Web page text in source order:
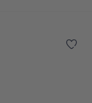
Zur